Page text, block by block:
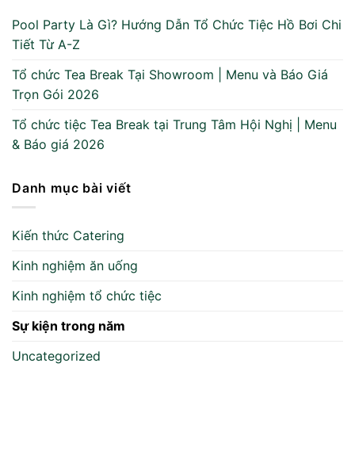
Pool Party Là Gì? Hướng Dẫn Tổ Chức Tiệc Hồ Bơi Chi
Tiết Từ A-Z
Tổ chức Tea Break Tại Showroom | Menu và Báo Giá
Trọn Gói 2026
Tổ chức tiệc Tea Break tại Trung Tâm Hội Nghị | Menu
& Báo giá 2026
Danh mục bài viết
Kiến thức Catering
Kinh nghiệm ăn uống
Kinh nghiệm tổ chức tiệc
Sự kiện trong năm
Uncategorized